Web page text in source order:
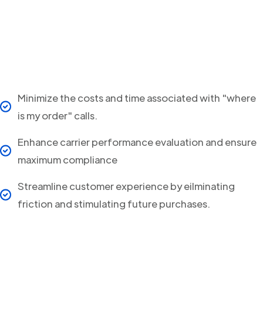
Minimize the costs and time associated with "where
is my order" calls.
Enhance carrier performance evaluation and ensure
maximum compliance
Streamline customer experience by eilminating
friction and stimulating future purchases.